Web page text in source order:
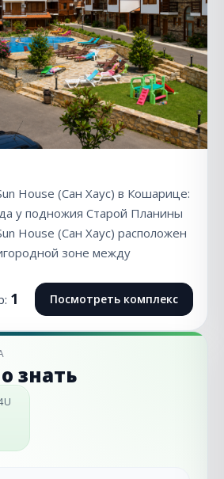
House (Сан Хаус) в Кошарице:
у подножия Старой Планины
House (Сан Хаус) расположен
зоне между
1 Посмотреть комплекс
знать